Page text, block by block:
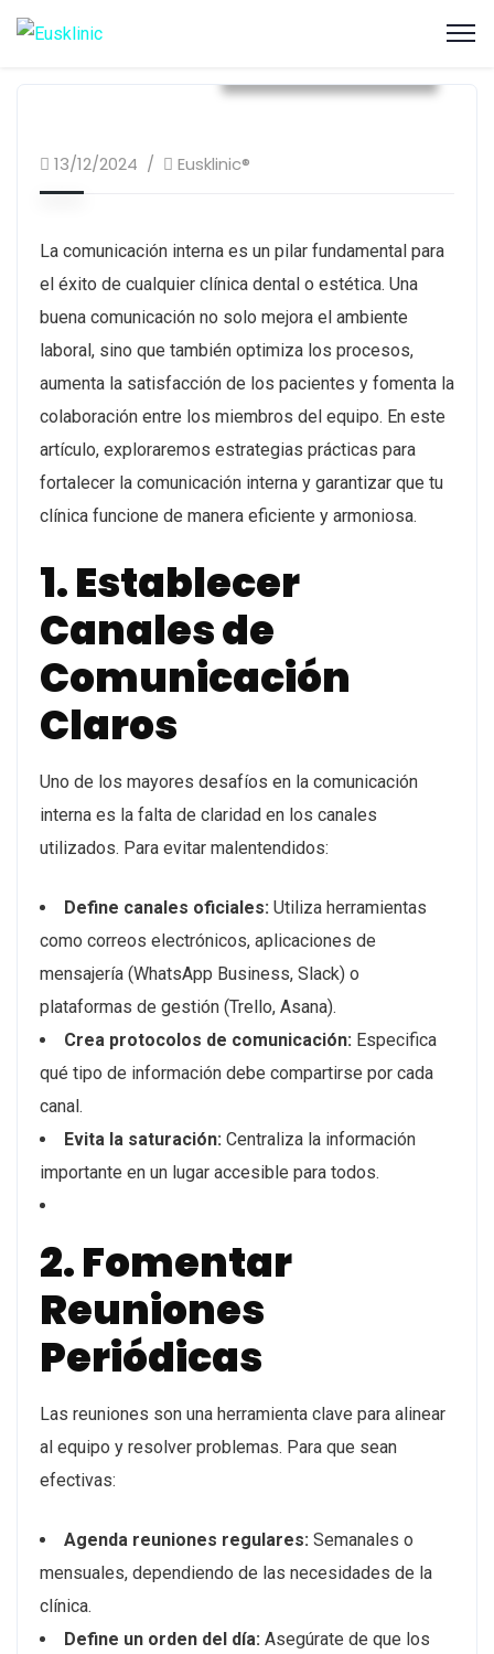
13/12/2024 Eusklinic®
La comunicación interna es un pilar fundamental para
el éxito de cualquier clínica dental o estética. Una
buena comunicación no solo mejora el ambiente
laboral, sino que también optimiza los procesos,
aumenta la satisfacción de los pacientes y fomenta la
colaboración entre los miembros del equipo. En este
artículo, exploraremos estrategias prácticas para
fortalecer la comunicación interna y garantizar que tu
clínica funcione de manera eficiente y armoniosa.
1. Establecer
Canales de
Comunicación
Claros
Uno de los mayores desafíos en la comunicación
interna es la falta de claridad en los canales
utilizados. Para evitar malentendidos:
Define canales oficiales: Utiliza herramientas
como correos electrónicos, aplicaciones de
mensajería (WhatsApp Business, Slack) o
plataformas de gestión (Trello, Asana).
Crea protocolos de comunicación: Especifica
qué tipo de información debe compartirse por cada
canal.
Evita la saturación: Centraliza la información
importante en un lugar accesible para todos.
2. Fomentar
Reuniones
Periódicas
Las reuniones son una herramienta clave para alinear
al equipo y resolver problemas. Para que sean
efectivas:
Agenda reuniones regulares: Semanales o
mensuales, dependiendo de las necesidades de la
clínica.
Define un orden del día: Asegúrate de que los